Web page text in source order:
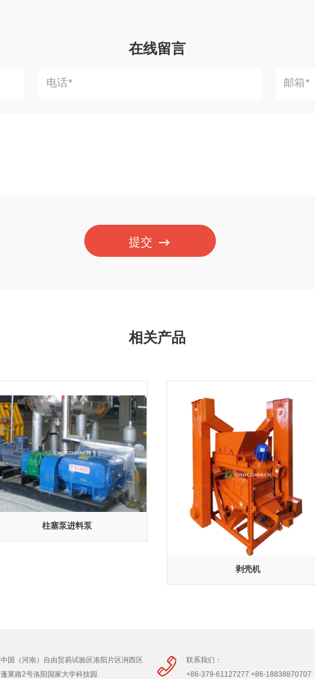
在线留言
提交
相关产品
柱塞泵进料泵
剥壳机
中国（河南）自由贸易试验区洛阳片区涧西区
蓬莱路2号洛阳国家大学科技园
联系我们：
+86-379-61127277 +86-18838870707